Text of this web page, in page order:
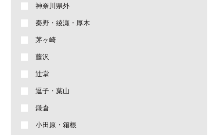
神奈川県外
秦野・綾瀬・厚木
茅ヶ崎
藤沢
辻堂
逗子・葉山
鎌倉
小田原・箱根